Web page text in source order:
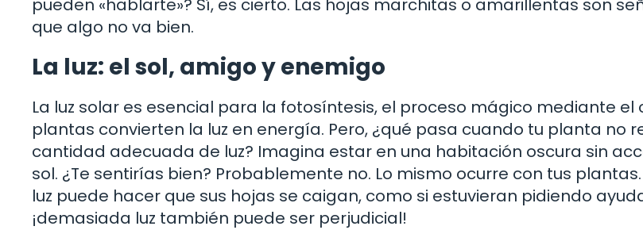
pueden «hablarte»? Sí, es cierto. Las hojas marchitas o amarillentas son
que algo no va bien.
La luz: el sol, amigo y enemigo
La luz solar es esencial para la fotosíntesis, el proceso mágico mediante el
plantas convierten la luz en energía. Pero, ¿qué pasa cuando tu planta no
cantidad adecuada de luz? Imagina estar en una habitación oscura sin
sol. ¿Te sentirías bien? Probablemente no. Lo mismo ocurre con tus
luz puede hacer que sus hojas se caigan, como si estuvieran pidiendo
¡demasiada luz también puede ser perjudicial!